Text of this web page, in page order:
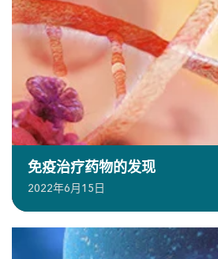
免疫治疗药物的发现
2022年6月15日